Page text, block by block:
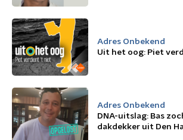
Adres Onbekend
Uit het oog: Piet
Adres Onbekend
DNA-uitslag: Bas
dakdekker uit Den